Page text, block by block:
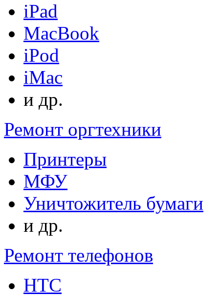
iPad
MacBook
iPod
iMac
и др.
Ремонт оргтехники
Принтеры
МФУ
Уничтожитель бумаги
и др.
Ремонт телефонов
HTC